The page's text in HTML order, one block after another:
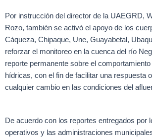
Por instrucción del director de la UAEGRD,
Rozo, también se activó el apoyo de los
Cáqueza, Chipaque, Une, Guayabetal,
reforzar el monitoreo en la cuenca del río
reporte permanente sobre el
hídricas, con el fin de facilitar una respuesta
cualquier cambio en las condiciones del
De acuerdo con los reportes entregados por
operativos y las administraciones